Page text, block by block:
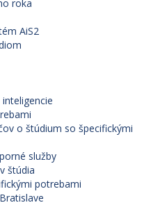
roka
AiS2
o štúdium so špecifickými
služby
štúdia
potrebami